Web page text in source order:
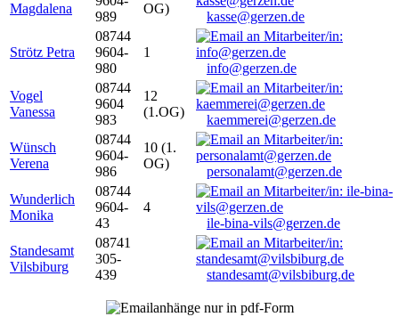
Magdalena
989
OG)
kasse@gerzen.de
Strötz Petra
08744
9604-
980
1
info@gerzen.de
Vogel
Vanessa
08744
9604
983
12
(1.OG)
kaemmerei@gerzen.de
Wünsch
Verena
08744
9604-
986
10 (1.
OG)
personalamt@gerzen.de
Wunderlich
Monika
08744
9604-
43
4
ile-bina-vils@gerzen.de
Standesamt
Vilsbiburg
08741
305-
439
standesamt@vilsbiburg.de